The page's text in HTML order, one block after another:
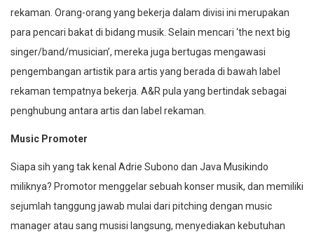
rekaman. Orang-orang yang bekerja dalam divisi ini merupakan
para pencari bakat di bidang musik. Selain mencari ‘the next big
singer/band/musician’, mereka juga bertugas mengawasi
pengembangan artistik para artis yang berada di bawah label
rekaman tempatnya bekerja. A&R pula yang bertindak sebagai
penghubung antara artis dan label rekaman.
Music Promoter
Siapa sih yang tak kenal Adrie Subono dan Java Musikindo
miliknya? Promotor menggelar sebuah konser musik, dan memiliki
sejumlah tanggung jawab mulai dari pitching dengan music
manager atau sang musisi langsung, menyediakan kebutuhan